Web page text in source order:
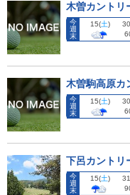
木曽カントリ
今
週
末
15(土)
木曽駒高原カ
今
週
末
15(土)
下呂カントリ
今
週
末
15(土)